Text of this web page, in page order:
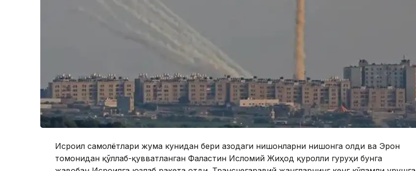
Исроил самолётлари жума кунидан бери Ғазодаги нишонларни нишонга олди ва Эрон
томонидан қўллаб-қувватланган Фаластин Исломий Жиҳод қуролли гуруҳи бунга